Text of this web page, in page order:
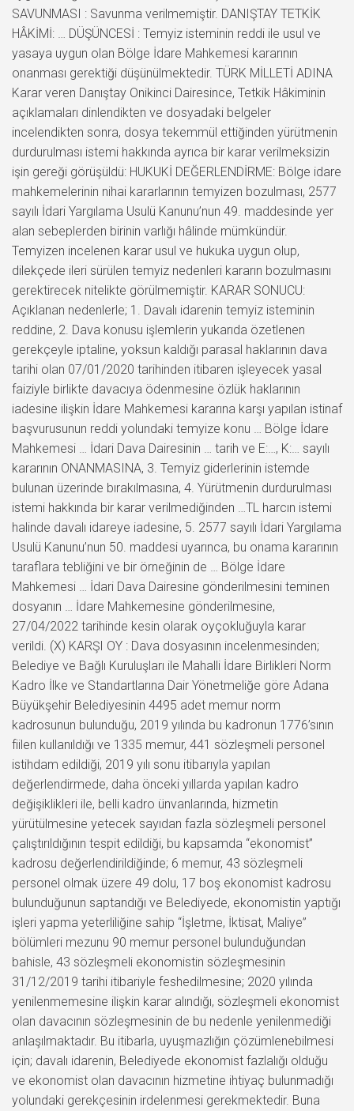
SAVUNMASI : Savunma verilmemiştir. DANIŞTAY TETKİK
HÂKİMİ: … DÜŞÜNCESİ : Temyiz isteminin reddi ile usul ve
yasaya uygun olan Bölge İdare Mahkemesi kararının
onanması gerektiği düşünülmektedir. TÜRK MİLLETİ ADINA
Karar veren Danıştay Onikinci Dairesince, Tetkik Hâkiminin
açıklamaları dinlendikten ve dosyadaki belgeler
incelendikten sonra, dosya tekemmül ettiğinden yürütmenin
durdurulması istemi hakkında ayrıca bir karar verilmeksizin
işin gereği görüşüldü: HUKUKİ DEĞERLENDİRME: Bölge idare
mahkemelerinin nihai kararlarının temyizen bozulması, 2577
sayılı İdari Yargılama Usulü Kanunu’nun 49. maddesinde yer
alan sebeplerden birinin varlığı hâlinde mümkündür.
Temyizen incelenen karar usul ve hukuka uygun olup,
dilekçede ileri sürülen temyiz nedenleri kararın bozulmasını
gerektirecek nitelikte görülmemiştir. KARAR SONUCU:
Açıklanan nedenlerle; 1. Davalı idarenin temyiz isteminin
reddine, 2. Dava konusu işlemlerin yukarıda özetlenen
gerekçeyle iptaline, yoksun kaldığı parasal haklarının dava
tarihi olan 07/01/2020 tarihinden itibaren işleyecek yasal
faiziyle birlikte davacıya ödenmesine özlük haklarının
iadesine ilişkin İdare Mahkemesi kararına karşı yapılan istinaf
başvurusunun reddi yolundaki temyize konu … Bölge İdare
Mahkemesi … İdari Dava Dairesinin … tarih ve E:…, K:… sayılı
kararının ONANMASINA, 3. Temyiz giderlerinin istemde
bulunan üzerinde bırakılmasına, 4. Yürütmenin durdurulması
istemi hakkında bir karar verilmediğinden …TL harcın istemi
halinde davalı idareye iadesine, 5. 2577 sayılı İdari Yargılama
Usulü Kanunu’nun 50. maddesi uyarınca, bu onama kararının
taraflara tebliğini ve bir örneğinin de … Bölge İdare
Mahkemesi … İdari Dava Dairesine gönderilmesini teminen
dosyanın … İdare Mahkemesine gönderilmesine,
27/04/2022 tarihinde kesin olarak oyçokluğuyla karar
verildi. (X) KARŞI OY : Dava dosyasının incelenmesinden;
Belediye ve Bağlı Kuruluşları ile Mahalli İdare Birlikleri Norm
Kadro İlke ve Standartlarına Dair Yönetmeliğe göre Adana
Büyükşehir Belediyesinin 4495 adet memur norm
kadrosunun bulunduğu, 2019 yılında bu kadronun 1776’sının
fiilen kullanıldığı ve 1335 memur, 441 sözleşmeli personel
istihdam edildiği, 2019 yılı sonu itibarıyla yapılan
değerlendirmede, daha önceki yıllarda yapılan kadro
değişiklikleri ile, belli kadro ünvanlarında, hizmetin
yürütülmesine yetecek sayıdan fazla sözleşmeli personel
çalıştırıldığının tespit edildiği, bu kapsamda “ekonomist”
kadrosu değerlendirildiğinde; 6 memur, 43 sözleşmeli
personel olmak üzere 49 dolu, 17 boş ekonomist kadrosu
bulunduğunun saptandığı ve Belediyede, ekonomistin yaptığı
işleri yapma yeterliliğine sahip “İşletme, İktisat, Maliye”
bölümleri mezunu 90 memur personel bulunduğundan
bahisle, 43 sözleşmeli ekonomistin sözleşmesinin
31/12/2019 tarihi itibariyle feshedilmesine; 2020 yılında
yenilenmemesine ilişkin karar alındığı, sözleşmeli ekonomist
olan davacının sözleşmesinin de bu nedenle yenilenmediği
anlaşılmaktadır. Bu itibarla, uyuşmazlığın çözümlenebilmesi
için; davalı idarenin, Belediyede ekonomist fazlalığı olduğu
ve ekonomist olan davacının hizmetine ihtiyaç bulunmadığı
yolundaki gerekçesinin irdelenmesi gerekmektedir. Buna